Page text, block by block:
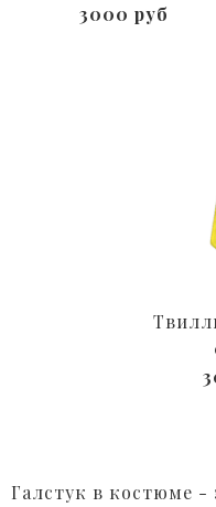
3000 руб
Галстук в костюме -